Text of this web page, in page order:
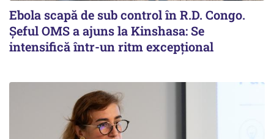
Ebola scapă de sub control în R.D. Congo.
Șeful OMS a ajuns la Kinshasa: Se
intensifică într-un ritm excepţional